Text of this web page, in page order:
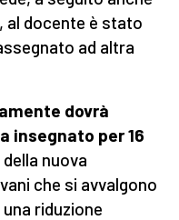
al docente è stato
ad altra
dovrà
insegnato per 16
nuova
che si avvalgono
riduzione